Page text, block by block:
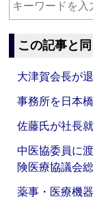
この記事と
大津賀会長が
事務所を日本
佐藤氏が社長
中医協委員に
険医療協議会
薬事・医療機